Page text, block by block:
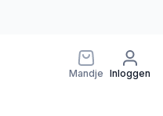
Mandje Inloggen